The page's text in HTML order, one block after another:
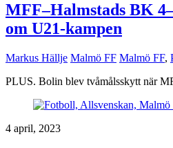
MFF–Halmstads BK
om U21-kampen
Markus Hällje Malmö FF Malmö FF,
PLUS. Bolin blev tvåmålsskytt när
4 april, 2023